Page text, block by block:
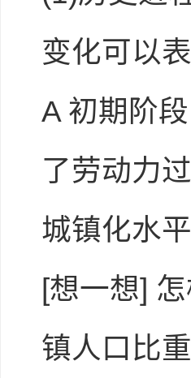
变化可以
A 初期阶
了劳动力
城镇化水
[想一想]
镇人口比